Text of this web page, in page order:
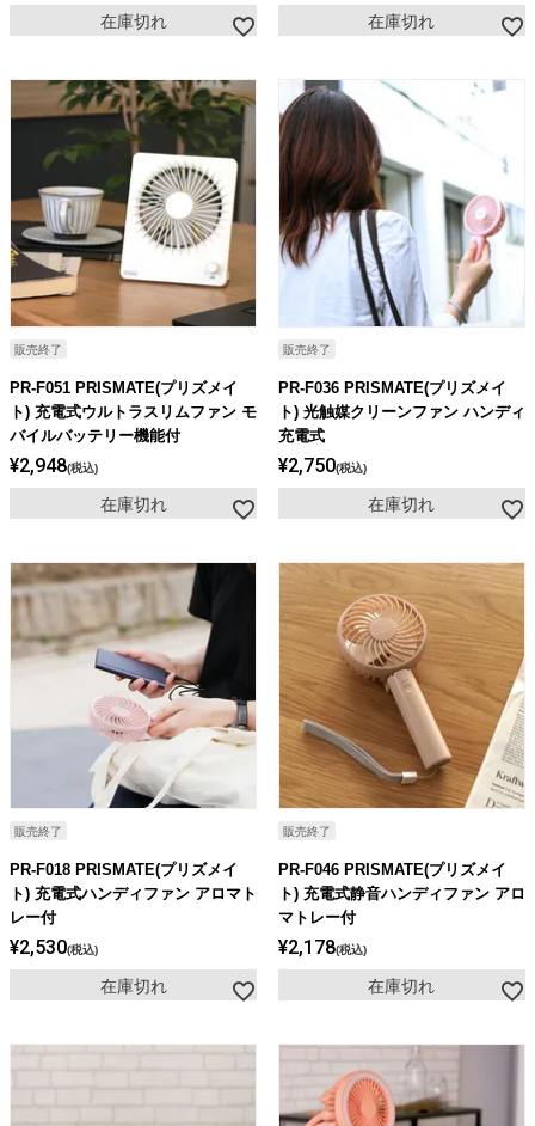
在庫切れ 在庫切れ
販売終了
PR-F051 PRISMATE(プリズメイ
ト) 充電式ウルトラスリムファン モ
バイルバッテリー機能付
¥2,948 税込
在庫切れ
販売終了
PR-F036 PRISMATE(プリズメイ
ト) 光触媒クリーンファン ハンディ
充電式
¥2,750 税込
在庫切れ
販売終了
PR-F018 PRISMATE(プリズメイ
ト) 充電式ハンディファン アロマト
レー付
¥2,530 税込
在庫切れ
販売終了
PR-F046 PRISMATE(プリズメイ
ト) 充電式静音ハンディファン アロ
マトレー付
¥2,178 税込
在庫切れ